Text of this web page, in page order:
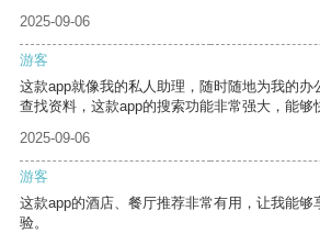
2025-09-06
游客
这款app就像我的私人助理，随时随地为我的办
查找资料，这款app的搜索功能非常强大，能够
2025-09-06
游客
这款app的酒店、餐厅推荐非常有用，让我能够
验。